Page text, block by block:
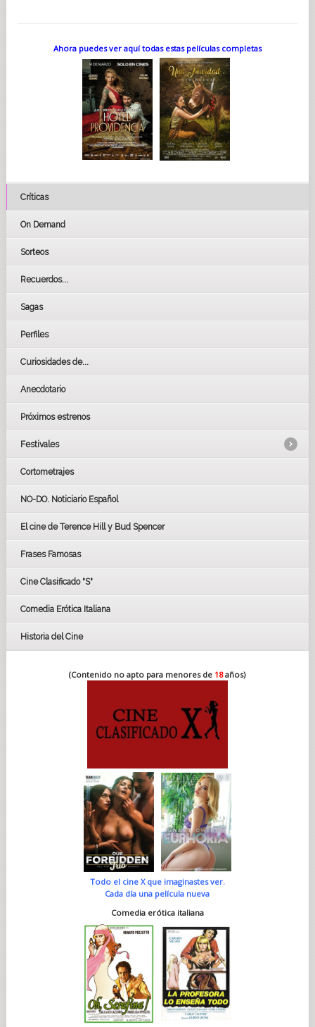
Ahora puedes ver aquí todas estas películas completas
Críticas
On Demand
Sorteos
Recuerdos...
Sagas
Perfiles
Curiosidades de...
Anecdotario
Próximos estrenos
Festivales
LOS OSCARS
GOYAS
BAFTA
Cortometrajes
NO-DO. Noticiario Español
El cine de Terence Hill y Bud Spencer
Frases Famosas
Cine Clasificado "S"
Comedia Erótica Italiana
Historia del Cine
(Contenido no apto para menores de 18años)
Todo el cine X que imaginastes ver.
Cada día una película nueva
Comedia erótica italiana